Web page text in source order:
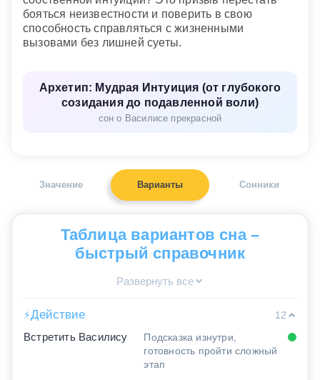
бояться неизвестности и поверить в свою
способность справляться с жизненными
вызовами без лишней суеты.
Архетип: Мудрая Интуиция (от глубокого
созидания до подавленной воли)
сон о Василисе прекрасной
Значение Варианты Сонники
Таблица вариантов сна –
быстрый справочник
Развернуть все
⚡Действие
12
Встретить Василису
Подсказка изнутри,
готовность пройти сложный
этап